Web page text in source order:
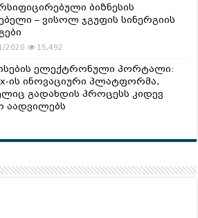
ბიზნესის
– ვისოლ ჯგუფის სინერგიის
2020 15,492
ელექტრონული პორტალი:
ის ინოვაციური პლატფორმა,
გადახდის პროცესს კიდევ
აადვილებს